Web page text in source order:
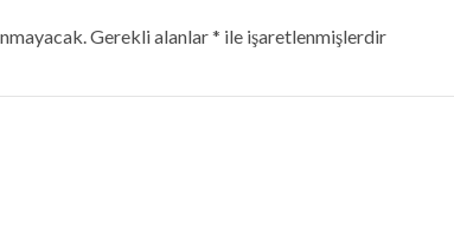
Gerekli alanlar* ile işaretlenmişlerdir